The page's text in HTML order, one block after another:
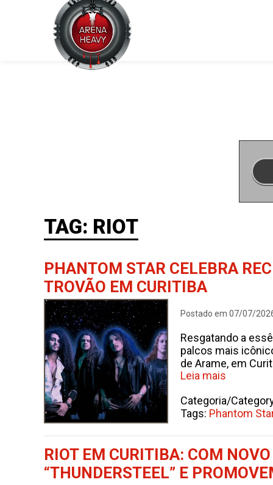
TAG: RIOT
PHANTOM STAR CELEBRA
TROVÃO EM CURITIBA
Postado em 07/07/
Resgatando a
palcos mais
de Arame, em
Leia mais
Categoria/
Tags: Phantom
RIOT EM CURITIBA: COM
“THUNDERSTEEL” E